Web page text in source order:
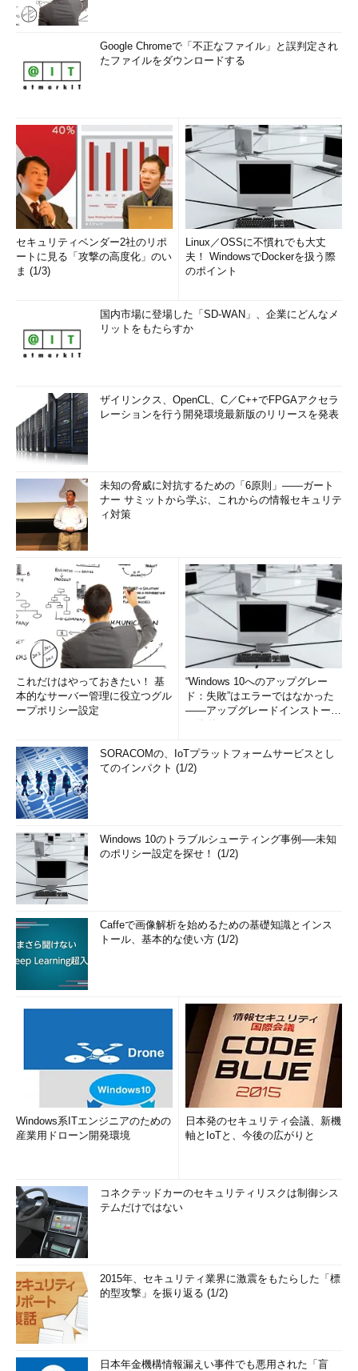
Google Chromeで「不正なファイル」と誤判定され
たファイルをダウンロードする
セキュリティベンダー2社のリポ
ートに見る「攻撃の高度化」のい
ま (1/3)
Linux／OSSに不慣れでも大丈
夫！ WindowsでDockerを扱う際
のポイント
国内市場に登場した「SD-WAN」、企業にどんなメ
リットをもたらすか
ザイリンクス、OpenCL、C／C++でFPGAアクセラ
レーションを行う開発環境最新版のリリースを発表
未知の脅威に対抗するための「6原則」――ガート
ナー サミットから学ぶ、これからの情報セキュリテ
ィ対策
これだけはやっておきたい！ 基
本的なサーバー管理に役立つグル
ープポリシー設定
“Windows 10へのアップグレー
ド：失敗”はエラーではなかった
――アップグレードインストール
SORACOMの、IoTプラットフォームサービスとし
てのインパクト (1/2)
Windows 10のトラブルシューティング事例──未知
のポリシー設定を探せ！ (1/2)
Caffeで画像解析を始めるための基礎知識とインス
トール、基本的な使い方 (1/2)
Windows系ITエンジニアのための
産業用ドローン開発環境
日本発のセキュリティ会議、新機
軸とIoTと、今後の広がりと
コネクテッドカーのセキュリティリスクは制御シス
テムだけではない
2015年、セキュリティ業界に激震をもたらした「標
的型攻撃」を振り返る (1/2)
日本年金機構情報漏えい事件でも悪用された「盲